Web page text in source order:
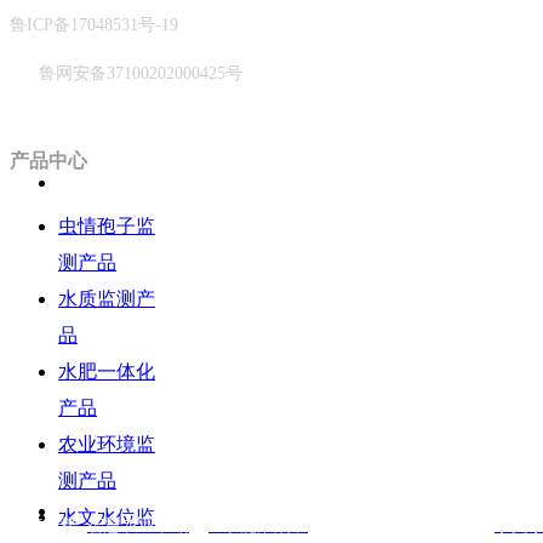
鲁ICP备17048531号-19
鲁网安备37100202000425号
产品中心
虫情孢子监
测产品
水质监测产
品
水肥一体化
产品
农业环境监
测产品
水文水位监
友情链接智慧农业子站